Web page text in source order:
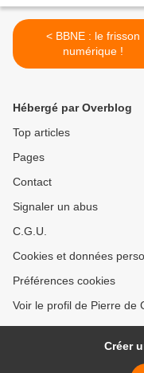
< BBNE : le frisson
numérique !
Hébergé par Overblog
Top articles
Pages
Contact
Signaler un abus
C.G.U.
Cookies et données
Préférences cookies
Voir le profil de Pierre de
Créer